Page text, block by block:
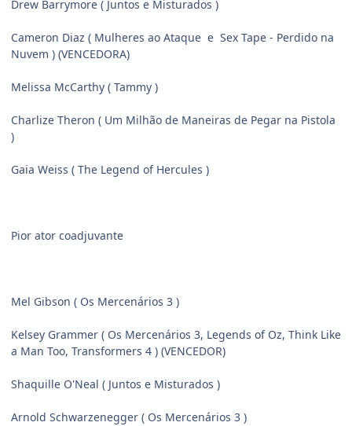
Drew Barrymore ( Juntos e Misturados )
Cameron Diaz ( Mulheres ao Ataque e Sex Tape - Perdido na
Nuvem ) (VENCEDORA)
Melissa McCarthy ( Tammy )
Charlize Theron ( Um Milhão de Maneiras de Pegar na Pistola
)
Gaia Weiss ( The Legend of Hercules )
Pior ator coadjuvante
Mel Gibson ( Os Mercenários 3 )
Kelsey Grammer ( Os Mercenários 3, Legends of Oz, Think Like
a Man Too, Transformers 4 ) (VENCEDOR)
Shaquille O'Neal ( Juntos e Misturados )
Arnold Schwarzenegger ( Os Mercenários 3 )